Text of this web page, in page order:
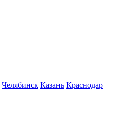
Челябинск Казань Краснодар